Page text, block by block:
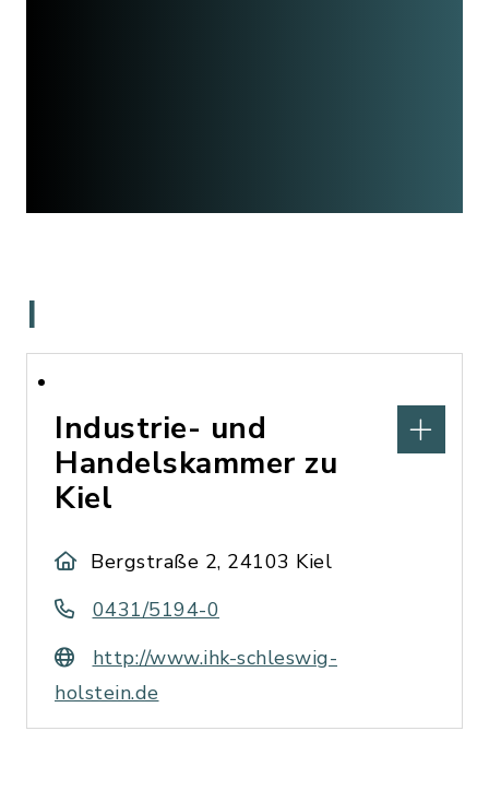
I
Industrie- und
Handelskammer zu
Kiel
Bergstraße 2, 24103 Kiel
0431/5194-0
http://www.ihk-schleswig-
holstein.de